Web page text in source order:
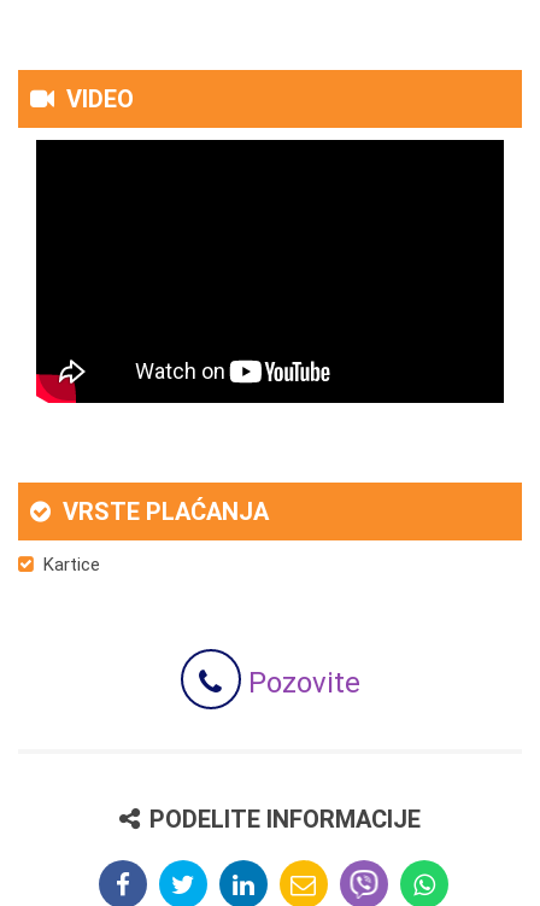
VIDEO
VRSTE PLAĆANJA
Kartice
Pozovite
PODELITE INFORMACIJE